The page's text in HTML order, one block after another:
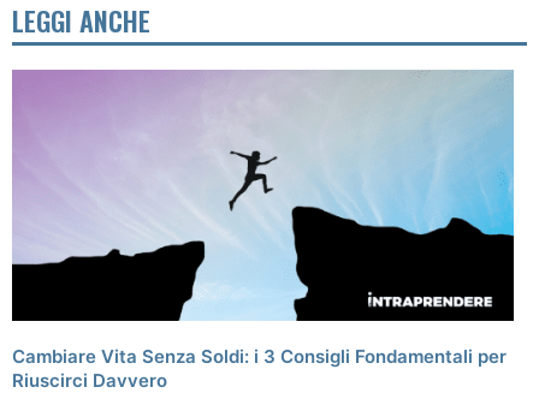
LEGGI ANCHE
Cambiare Vita Senza Soldi: i 3 Consigli Fondamentali per
Riuscirci Davvero